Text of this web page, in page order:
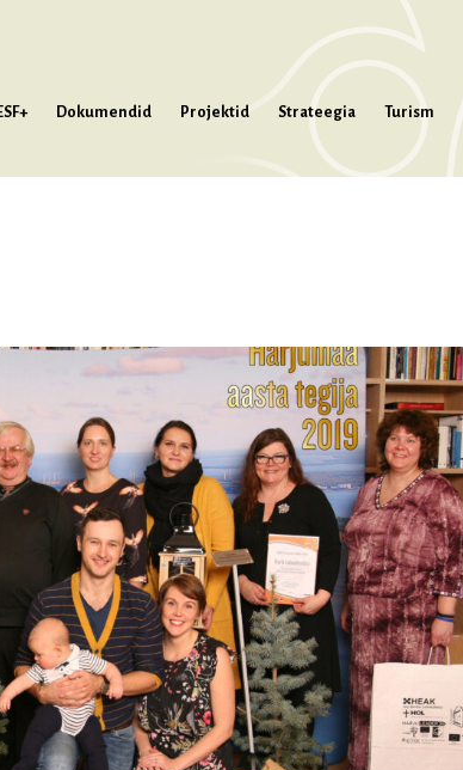
Dokumendid Projektid Strateegia Turism